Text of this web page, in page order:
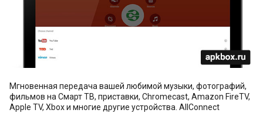
Мгновенная передача вашей любимой музыки, фотографий,
фильмов на Смарт ТВ, приставки, Chromecast, Amazon FireTV,
Apple TV, Xbox и многие другие устройства. AllConnect